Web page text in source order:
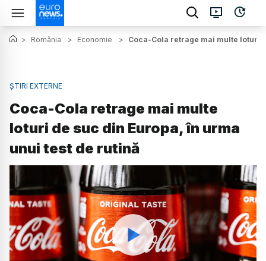
> România > Economie > Coca-Cola retrage mai multe loturi
ȘTIRI EXTERNE
Coca-Cola retrage mai multe
loturi de suc din Europa, în urma
unui test de rutină
Watch